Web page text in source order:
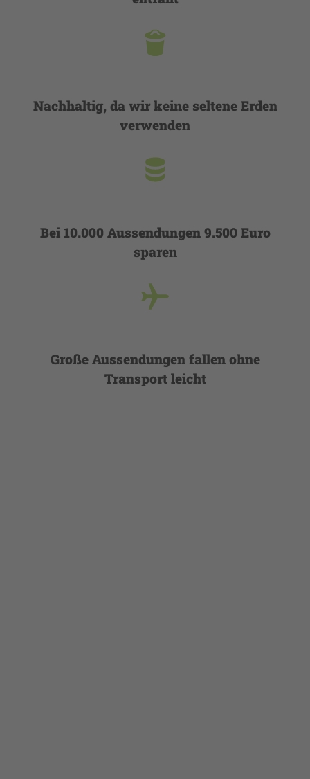
Nachhaltig, da wir keine seltene Erden
verwenden
Bei 10.000 Aussendungen 9.500 Euro
sparen
Große Aussendungen fallen ohne
Transport leicht